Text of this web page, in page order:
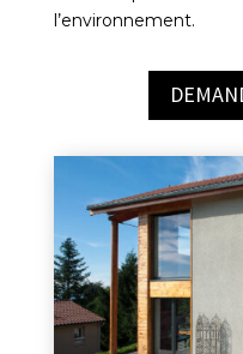
l’environnement.